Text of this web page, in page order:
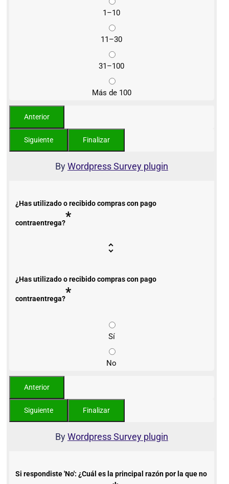
1–10
11–30
31–100
Más de 100
ByWordpress Survey plugin
¿Has utilizado o recibido compras con pago
contraentrega?*
¿Has utilizado o recibido compras con pago
contraentrega?*
Sí
No
ByWordpress Survey plugin
Si respondiste 'No': ¿Cuál es la principal razón por la que no